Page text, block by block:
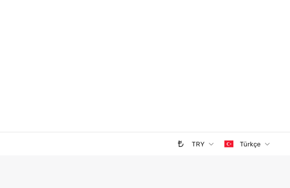
TRY Türkçe